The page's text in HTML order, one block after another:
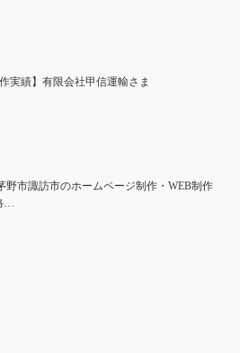
作実績】有限会社甲信運輸さま
野市諏訪市のホームページ制作・WEB制作
…